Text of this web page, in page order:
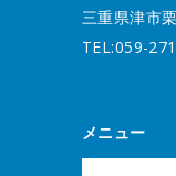
三重県津市
TEL:059-
メニュー